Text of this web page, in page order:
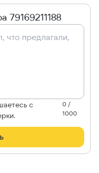
79169211188
с
0 /
1000